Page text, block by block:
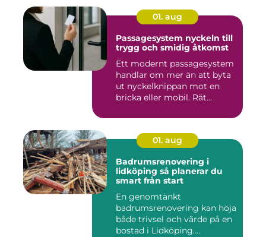
01. aug
Passagesystem nyckeln till
trygg och smidig åtkomst
Ett modernt passagesystem
handlar om mer än att byta
ut nyckelknippan mot en
bricka eller mobil. Rät...
01. aug
Badrumsrenovering i
lidköping så planerar du
smart från start
En genomtänkt
badrumsrenovering kan höja
både trivsel och värde på en
bostad i Lidköping.